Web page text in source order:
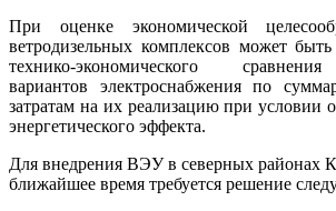
При оценке экономической
ветродизельных комплексов может
технико-экономического
вариантов электроснабжения по
затратам на их реализацию при условии
энергетического эффекта.
Для внедрения ВЭУ в северных районах
ближайшее время требуется решение